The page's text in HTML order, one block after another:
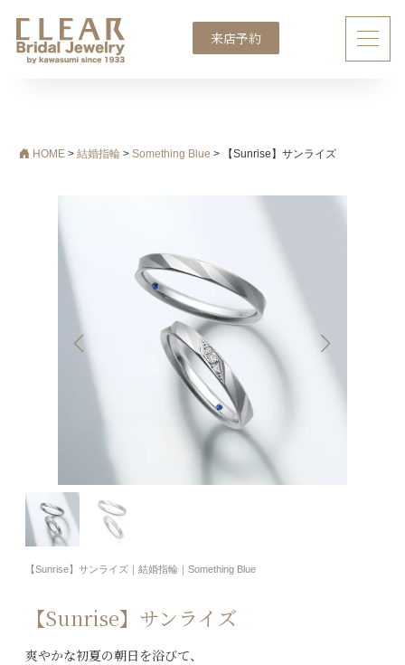
メインナビゲーション
来店予約
HOME> 結婚指輪 > Something Blue > 【Sunrise】サンライズ
【Sunrise】サンライズ｜結婚指輪｜Something Blue
【Sunrise】サンライズ
爽やかな初夏の朝日を浴びて、